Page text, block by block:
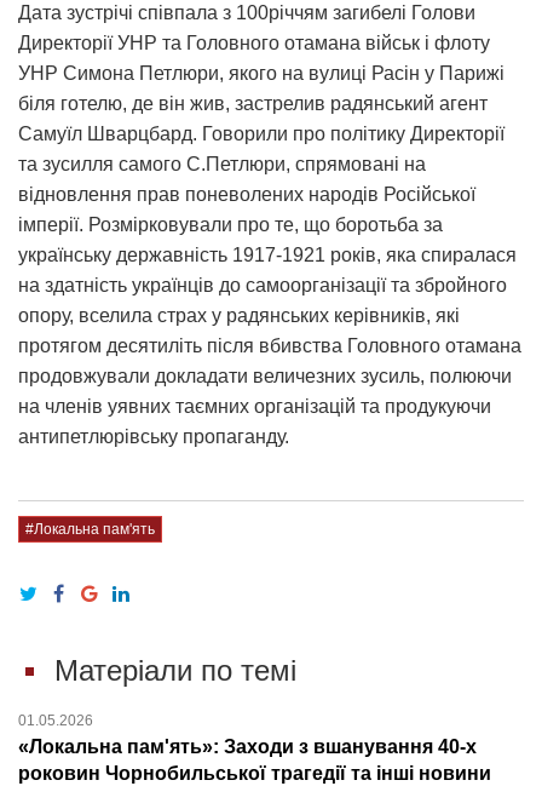
Дата зустрічі співпала з 100річчям загибелі Голови
Директорії УНР та Головного отамана військ і флоту
УНР Симона Петлюри, якого на вулиці Расін у Парижі
біля готелю, де він жив, застрелив радянський агент
Самуїл Шварцбард. Говорили про політику Директорії
та зусилля самого С.Петлюри, спрямовані на
відновлення прав поневолених народів Російської
імперії. Розмірковували про те, що боротьба за
українську державність 1917-1921 років, яка спиралася
на здатність українців до самоорганізації та збройного
опору, вселила страх у радянських керівників, які
протягом десятиліть після вбивства Головного отамана
продовжували докладати величезних зусиль, полюючи
на членів уявних таємних організацій та продукуючи
антипетлюрівську пропаганду.
#Локальна пам'ять
Матеріали по темі
01.05.2026
«Локальна пам'ять»: Заходи з вшанування 40-х
роковин Чорнобильської трагедії та інші новини